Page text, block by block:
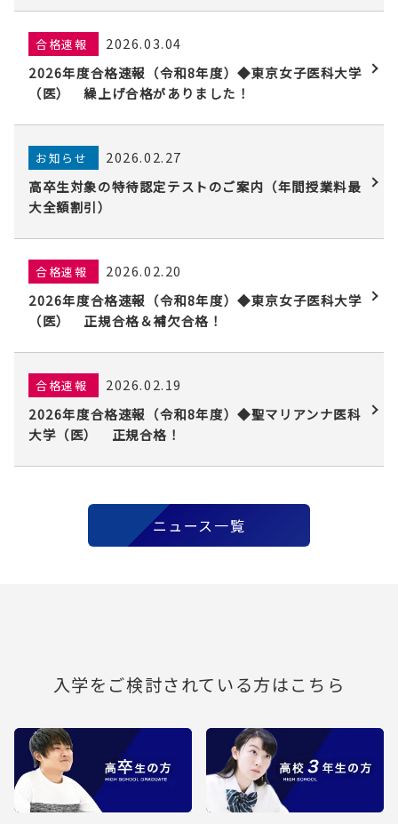
合格速報
2026.03.04
2026年度合格速報（令和8年度）◆東京女子医科大学
（医） 繰上げ合格がありました！
お知らせ
2026.02.27
高卒生対象の特待認定テストのご案内（年間授業料最
大全額割引）
合格速報
2026.02.20
2026年度合格速報（令和8年度）◆東京女子医科大学
（医） 正規合格＆補欠合格！
合格速報
2026.02.19
2026年度合格速報（令和8年度）◆聖マリアンナ医科
大学（医） 正規合格！
ニュース一覧
入学をご検討されている方はこちら